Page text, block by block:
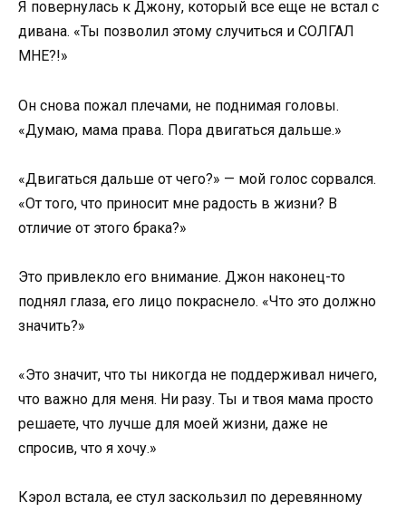
Я повернулась к Джону, который все еще не встал с
дивана. «Ты позволил этому случиться и СОЛГАЛ
МНЕ?!»
Он снова пожал плечами, не поднимая головы.
«Думаю, мама права. Пора двигаться дальше.»
«Двигаться дальше от чего?» — мой голос сорвался.
«От того, что приносит мне радость в жизни? В
отличие от этого брака?»
Это привлекло его внимание. Джон наконец-то
поднял глаза, его лицо покраснело. «Что это должно
значить?»
«Это значит, что ты никогда не поддерживал ничего,
что важно для меня. Ни разу. Ты и твоя мама просто
решаете, что лучше для моей жизни, даже не
спросив, что я хочу.»
Кэрол встала, ее стул заскользил по деревянному